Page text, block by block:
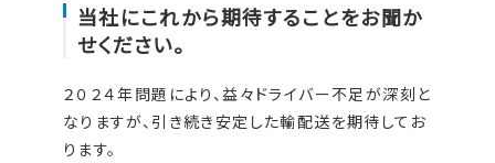
当社にこれから期待することをお聞か
せください。
２０２４年問題により、益々ドライバー不足が深刻と
なりますが、引き続き安定した輸配送を期待してお
ります。